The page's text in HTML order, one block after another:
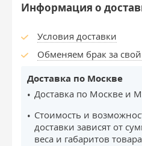
Информация о
Условия доставки
Обменяем брак за свой
Доставка по Москве
Доставка по Москве и
Стоимость и
доставки зависят от
веса и габаритов